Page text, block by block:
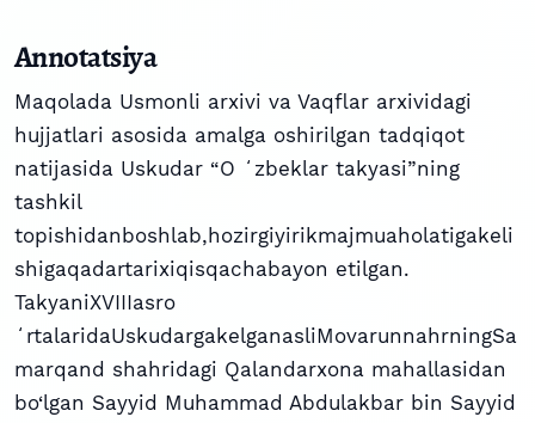
Annotatsiya
Maqolada Usmonli arxivi va Vaqflar arxividagi
hujjatlari asosida amalga oshirilgan tadqiqot
natijasida Uskudar “O ʻzbeklar takyasi”ning
tashkil
topishidanboshlab,hozirgiyirikmajmuaholatigakeli
shigaqadartarixiqisqachabayon etilgan.
TakyaniXVIIIasro
ʻrtalaridaUskudargakelganasliMovarunnahrningSa
marqand shahridagi Qalandarxona mahallasidan
bo‘lgan Sayyid Muhammad Abdulakbar bin Sayyid